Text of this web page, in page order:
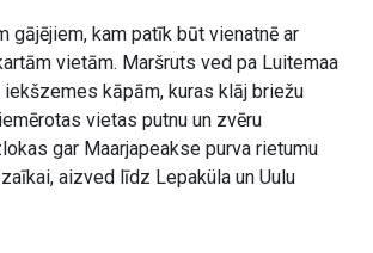
kam patīk būt vienatnē ar
vietām. Maršruts ved pa Luitemaa
kāpām, kuras klāj briežu
vietas putnu un zvēru
gar Maarjapeakse purva rietumu
aizved līdz Lepaküla un Uulu